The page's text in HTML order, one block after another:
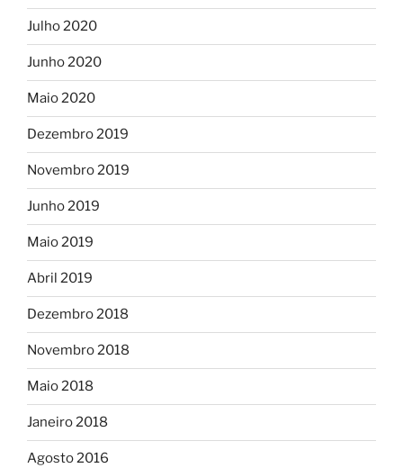
Julho 2020
Junho 2020
Maio 2020
Dezembro 2019
Novembro 2019
Junho 2019
Maio 2019
Abril 2019
Dezembro 2018
Novembro 2018
Maio 2018
Janeiro 2018
Agosto 2016